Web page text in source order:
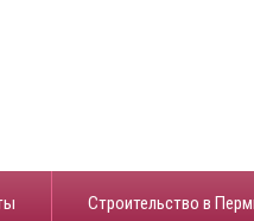
Строительство в